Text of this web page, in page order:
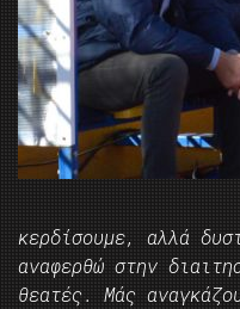
κερδίσουμε, αλλά
αναφερθώ στην
θεατές. Μάς